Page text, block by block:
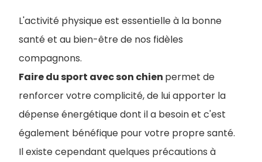
L'activité physique est essentielle à la bonne
santé et au bien-être de nos fidèles
compagnons.
Faire du sport avec son chien permet de
renforcer votre complicité, de lui apporter la
dépense énergétique dont il a besoin et c'est
également bénéfique pour votre propre santé.
Il existe cependant quelques précautions à